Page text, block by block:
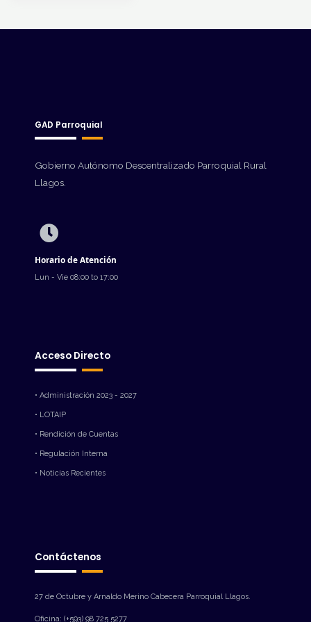
GAD Parroquial
Gobierno Autónomo Descentralizado Parroquial Rural
Llagos.
Horario de Atención
Lun - Vie 08:00 to 17:00
Acceso Directo
• Administración 2023 - 2027
• LOTAIP
• Rendición de Cuentas
• Regulación Interna
• Noticias Recientes
Contáctenos
27 de Octubre y Arnaldo Merino Cabecera Parroquial Llagos.
Oficina: (+593) 98 725 5277